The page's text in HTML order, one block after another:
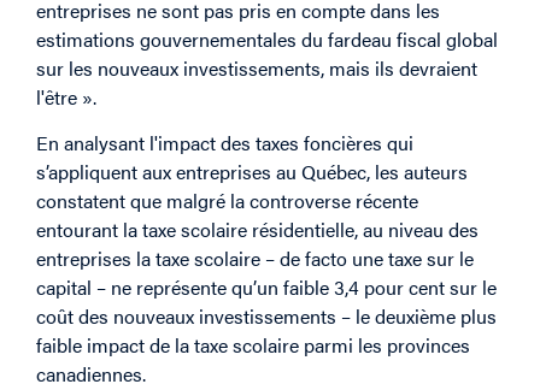
entreprises ne sont pas pris en compte dans les
estimations gouvernementales du fardeau fiscal global
sur les nouveaux investissements, mais ils devraient
l'être ».
En analysant l'impact des taxes foncières qui
s’appliquent aux entreprises au Québec, les auteurs
constatent que malgré la controverse récente
entourant la taxe scolaire résidentielle, au niveau des
entreprises la taxe scolaire – de facto une taxe sur le
capital – ne représente qu’un faible 3,4 pour cent sur le
coût des nouveaux investissements – le deuxième plus
faible impact de la taxe scolaire parmi les provinces
canadiennes.